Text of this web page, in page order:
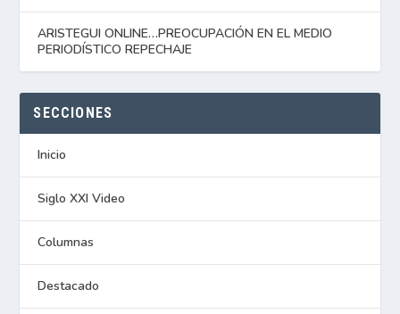
ARISTEGUI ONLINE…PREOCUPACIÓN EN EL MEDIO
PERIODÍSTICO REPECHAJE
SECCIONES
Inicio
Siglo XXI Video
Columnas
Destacado